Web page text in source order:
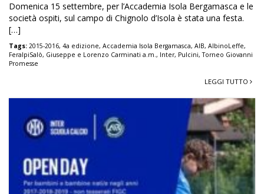
Domenica 15 settembre, per l’Accademia Isola Bergamasca e le
società ospiti, sul campo di Chignolo d’Isola è stata una festa.
[…]
Tags: 2015-2016, 4a edizione, Accademia Isola Bergamasca, AIB, AlbinoLeffe,
FeralpiSalò, Giuseppe e Lorenzo Carminati a.m., Inter, Pulcini,Torneo Giovanni
Promesse
LEGGI TUTTO